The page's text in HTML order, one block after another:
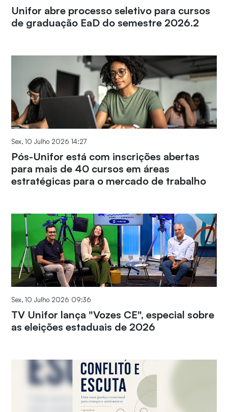
Unifor abre processo seletivo para cursos
de graduação EaD do semestre 2026.2
Sex, 10 Julho 2026 14:27
Pós-Unifor está com inscrições abertas
para mais de 40 cursos em áreas
estratégicas para o mercado de trabalho
Sex, 10 Julho 2026 09:36
TV Unifor lança "Vozes CE", especial sobre
as eleições estaduais de 2026